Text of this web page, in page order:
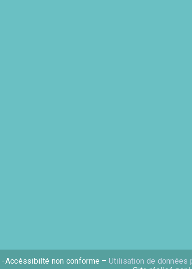
-Accéssibilté non conforme –Utilisation de données